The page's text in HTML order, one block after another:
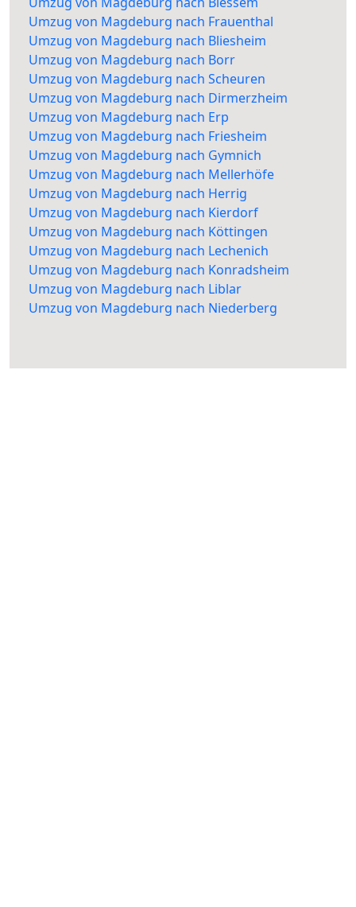
Umzug von Magdeburg nach Frauenthal
Umzug von Magdeburg nach Bliesheim
Umzug von Magdeburg nach Borr
Umzug von Magdeburg nach Scheuren
Umzug von Magdeburg nach Dirmerzheim
Umzug von Magdeburg nach Erp
Umzug von Magdeburg nach Friesheim
Umzug von Magdeburg nach Gymnich
Umzug von Magdeburg nach Mellerhöfe
Umzug von Magdeburg nach Herrig
Umzug von Magdeburg nach Kierdorf
Umzug von Magdeburg nach Köttingen
Umzug von Magdeburg nach Lechenich
Umzug von Magdeburg nach Konradsheim
Umzug von Magdeburg nach Liblar
Umzug von Magdeburg nach Niederberg